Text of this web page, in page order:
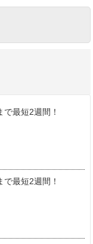
最短2週間！
最短2週間！